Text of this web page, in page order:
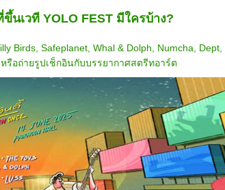
นเวที YOLO FEST มีใครบ้าง?
Birds, Safeplanet, Whal & Dolph, Numcha,
รือถ่ายรูปเช็กอินกับบรรยากาศสตรีทอาร์ต